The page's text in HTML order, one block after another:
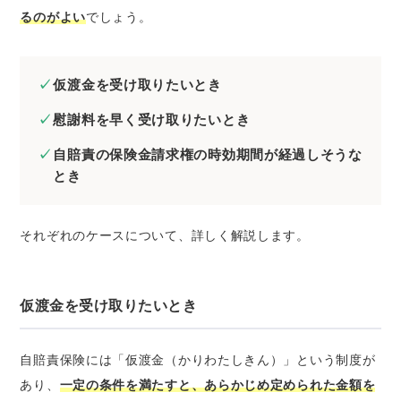
るのがよいでしょう。
仮渡金を受け取りたいとき
慰謝料を早く受け取りたいとき
自賠責の保険金請求権の時効期間が経過しそうな
とき
それぞれのケースについて、詳しく解説します。
仮渡金を受け取りたいとき
自賠責保険には「仮渡金（かりわたしきん）」という制度が
あり、 一定の条件を満たすと、あらかじめ定められた金額を